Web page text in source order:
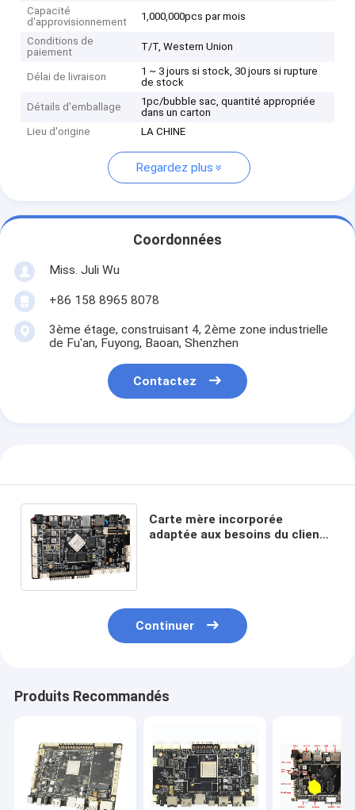
Capacité
d'approvisionnement
1,000,000pcs par mois
Conditions de
paiement
T/T, Western Union
Délai de livraison
1 ~ 3 jours si stock, 30 jours si rupture
de stock
Détails d'emballage
1pc/bubble sac, quantité appropriée
dans un carton
Lieu d'origine
LA CHINE
Regardez plus
Coordonnées
Miss. Juli Wu
+86 158 8965 8078
3ème étage, construisant 4, 2ème zone industrielle
de Fu'an, Fuyong, Baoan, Shenzhen
Contactez
Carte mère incorporée
adaptée aux besoins du client
Continuer
Produits Recommandés